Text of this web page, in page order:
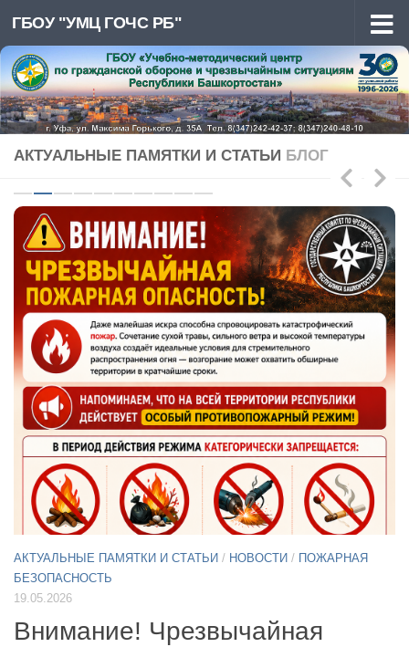
Перейти к содержимому
ГБОУ "УМЦ ГОЧС РБ"
АКТУАЛЬНЫЕ ПАМЯТКИ И СТАТЬИ БЛОГ
АКТУАЛЬНЫЕ ПАМЯТКИ И СТАТЬИ / НОВОСТИ 11.05.2026
Примите участие в опросе по
БПЛА